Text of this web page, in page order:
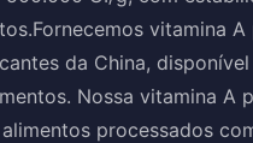
vitamina
da China,
Nossa vitamina A
processados